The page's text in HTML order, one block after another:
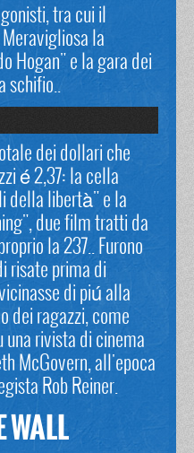
tra cui il
la
Hogan" e la gara dei
schifio..
dei dollari che
é 2,37: la cella
della libertà" e la
due film tratti da
la 237.. Furono
risate prima di
di piú alla
dei ragazzi, come
una rivista di cinema
McGovern, all'epoca
Rob Reiner.
WALL